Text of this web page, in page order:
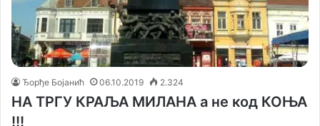
Ђорђе Бојанић 06.10.2019 2.324
НА ТРГУ КРАЉА МИЛАНА а не код КОЊА
!!!